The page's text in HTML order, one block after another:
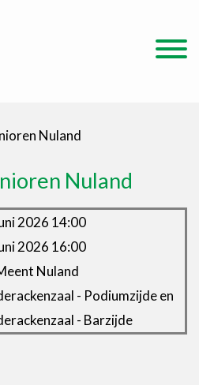
Nuland
Nuland
2026 14:00
2026 16:00
Nuland
- Podiumzijde en
- Barzijde